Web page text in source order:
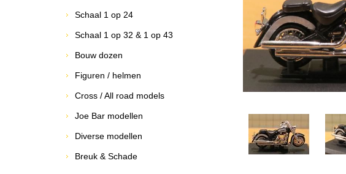
Schaal 1 op 24
Schaal 1 op 32 & 1 op 43
Bouw dozen
Figuren / helmen
Cross / All road models
Joe Bar modellen
Diverse modellen
Breuk & Schade